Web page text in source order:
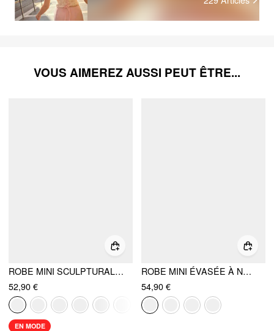
VOUS AIMEREZ AUSSI PEUT ÊTRE...
ROBE MINI SCULPTURALE EN DENTELLE À BRETELLES JACQUARD, COL V, DOS NU À LAÇAGE, AVEC VOLANTS
52,90 €
EN MODE
ROBE MINI ÉVASÉE À NŒUD CARRÉ JACQUARD SCULPTURALE
54,90 €